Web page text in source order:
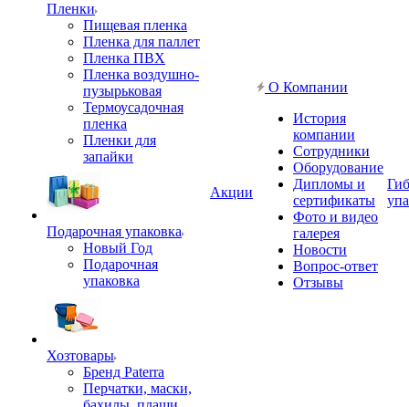
Пленки
Пищевая пленка
Пленка для паллет
Пленка ПВХ
Пленка воздушно-
пузырьковая
Термоусадочная
пленка
Пленки для
запайки
Подарочная упаковка
Новый Год
Подарочная
упаковка
Хозтовары
Бренд Paterra
Перчатки, маски,
Акции
О Компании
История
компании
Сотрудники
Оборудование
Дипломы и
сертификаты
Фото и видео
галерея
Новости
Вопрос-ответ
Отзывы